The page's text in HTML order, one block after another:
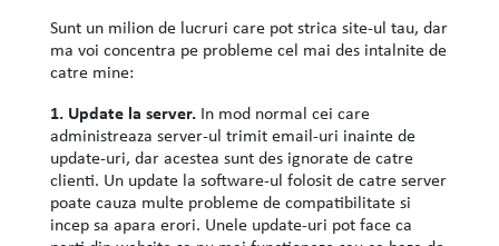
Sunt un milion de lucruri care pot strica site-ul tau, dar
ma voi concentra pe probleme cel mai des intalnite de
catre mine:
1. Update la server.In mod normal cei care
administreaza server-ul trimit email-uri inainte de
update-uri, dar acestea sunt des ignorate de catre
clienti. Un update la software-ul folosit de catre server
poate cauza multe probleme de compatibilitate si
incep sa apara erori. Unele update-uri pot face ca